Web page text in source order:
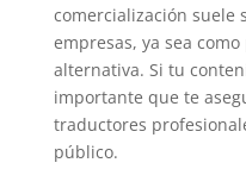
comercialización suele
empresas, ya sea
alternativa. Si tu
importante que te
traductores
público.